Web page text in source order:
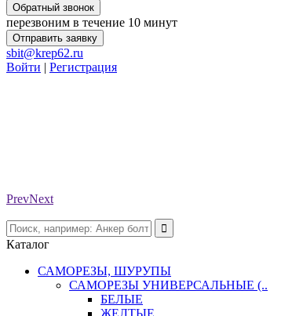
Обратный звонок
перезвоним в течение 10 минут
Отправить заявку
sbit@krep62.ru
Войти | Регистрация
PrevNext
Каталог
САМОРЕЗЫ, ШУРУПЫ
САМОРЕЗЫ УНИВЕРСАЛЬНЫЕ (..
БЕЛЫЕ
ЖЕЛТЫЕ